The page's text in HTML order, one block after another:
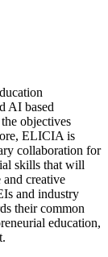
AI based
objectives
ELICIA is
collaboration for
skills that will
creative
and industry
their common
education,